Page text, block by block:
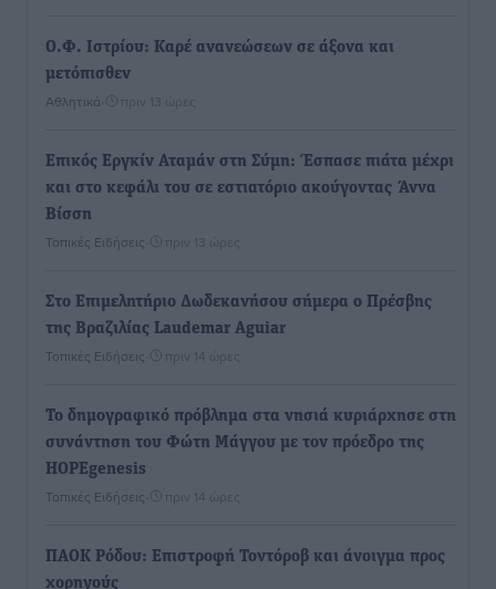
Ο.Φ. Ιστρίου: Καρέ ανανεώσεων σε άξονα και
μετόπισθεν
Αθλητικά πριν 13 ώρες
Επικός Εργκίν Αταμάν στη Σύμη: Έσπασε πιάτα μέχρι
και στο κεφάλι του σε εστιατόριο ακούγοντας Άννα
Βίσση
Τοπικές Ειδήσεις πριν 13 ώρες
Στο Επιμελητήριο Δωδεκανήσου σήμερα ο Πρέσβης
της Βραζιλίας Laudemar Aguiar
Τοπικές Ειδήσεις πριν 14 ώρες
To δημογραφικό πρόβλημα στα νησιά κυριάρχησε στη
συνάντηση του Φώτη Μάγγου με τον πρόεδρο της
HOPEgenesis
Τοπικές Ειδήσεις πριν 14 ώρες
ΠΑΟΚ Ρόδου: Επιστροφή Τοντόροβ και άνοιγμα προς
χορηγούς